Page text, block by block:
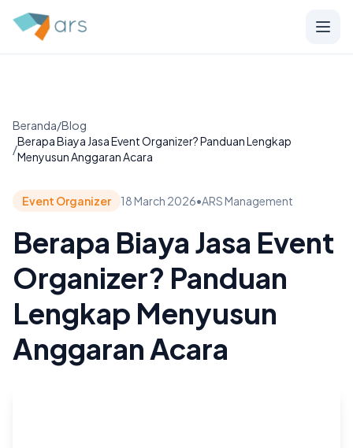
Beranda/Blog
/
Berapa Biaya Jasa Event Organizer? Panduan Lengkap
Menyusun Anggaran Acara
Event Organizer 18 March 2026•ARS Management
Berapa Biaya Jasa Event
Organizer? Panduan
Lengkap Menyusun
Anggaran Acara